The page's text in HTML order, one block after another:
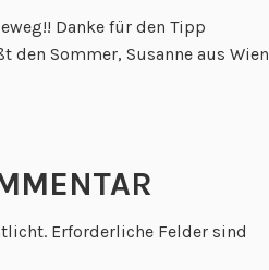
Danke für den Tipp
den Sommer, Susanne aus Wien
Erforderliche Felder sind